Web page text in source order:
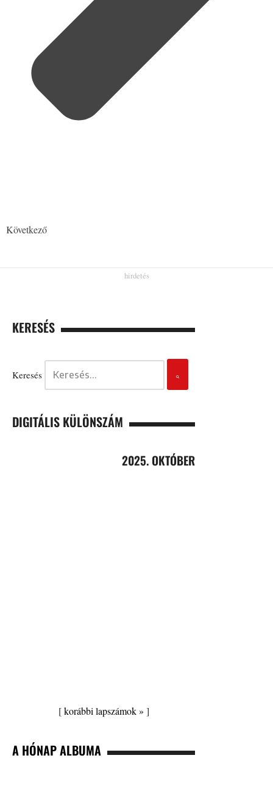
Következő
KERESÉS
Keresés
DIGITÁLIS KÜLÖNSZÁM
2025. OKTÓBER
[korábbi lapszámok » ]
A HÓNAP ALBUMA